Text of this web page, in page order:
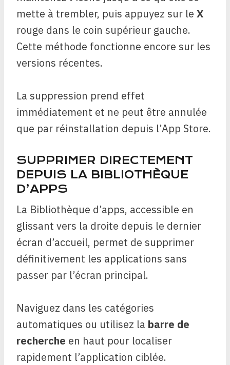
mette à trembler, puis appuyez sur le X
rouge dans le coin supérieur gauche.
Cette méthode fonctionne encore sur les
versions récentes.
La suppression prend effet
immédiatement et ne peut être annulée
que par réinstallation depuis l’App Store.
SUPPRIMER DIRECTEMENT
DEPUIS LA BIBLIOTHÈQUE
D’APPS
La Bibliothèque d’apps, accessible en
glissant vers la droite depuis le dernier
écran d’accueil, permet de supprimer
définitivement les applications sans
passer par l’écran principal.
Naviguez dans les catégories
automatiques ou utilisez la barre de
recherche en haut pour localiser
rapidement l’application ciblée.